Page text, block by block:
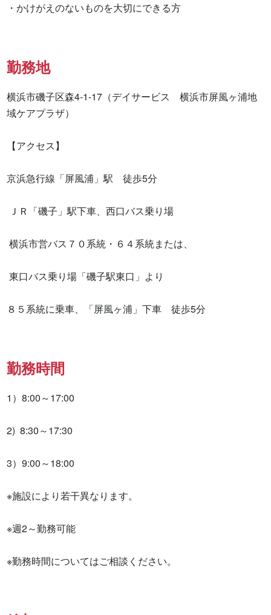
・かけがえのないものを大切にできる方
勤務地
横浜市磯子区森4-1-17（デイサービス　横浜市屏風ヶ浦地
域ケアプラザ）
【アクセス】
京浜急行線「屏風浦」駅　徒歩5分
横浜市営バス７０系統・６４系統または、
東口バス乗り場「磯子駅東口」より
８５系統に乗車、「屏風ヶ浦」下車　徒歩5分
勤務時間
1）8:00～17:00
2)  8:30～17:30
3）9:00～18:00
※施設により若干異なります。
※週2～勤務可能
※勤務時間についてはご相談ください。